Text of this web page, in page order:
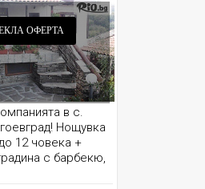
ОФЕРТА
в с.
Нощувка
12 човека +
с барбекю,
къща